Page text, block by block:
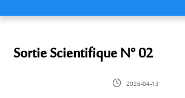
Sortie Scientifique N° 02
2026-04-13